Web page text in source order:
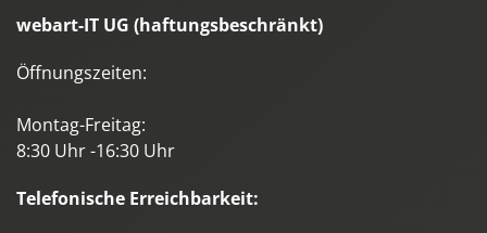
webart-IT UG (haftungsbeschränkt)
Öffnungszeiten:
Montag-Freitag:
8:30 Uhr -16:30 Uhr
Telefonische Erreichbarkeit: